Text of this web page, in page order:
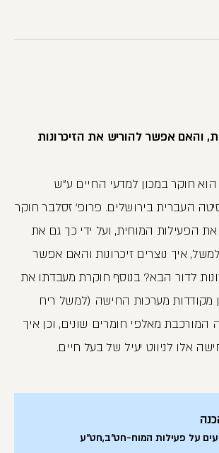
והאם אפשר להוריש את הזיכרונות
הוא חוקר במכון למדעי החיים ע"ש
העברית בירושלים. פרופ' זסלבר חוקר
את הפעילות המוחית, ועל ידי כך גם את
איך נוצרים זיכרונות והאם אפשר
לדור הבא? בנוסף חוקרת מעבדתו את
מקודדות מערכות החישה (למשל ריח
מאלפי חומרים שונים, וכן איך
אלו לניווט יעיל של בעל חיים.
על פעילות המוח-חט"ב,חט"ע